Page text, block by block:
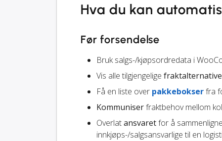
Hva du kan
Før forsendelse
Bruk salgs-/kjøpsordredata i
Vis alle tilgjengelige
Få en liste over pakkebokserfra
Kommuniserfraktbehov mellom
Overlatansvaretfor å
innkjøps-/salgsansvarlige til en